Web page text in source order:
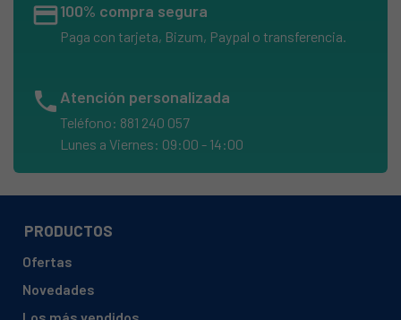
credit_card100% compra segura
Paga con tarjeta, Bizum, Paypal o transferencia.
phone Atención personalizada
Teléfono: 881 240 057
Lunes a Viernes: 09:00 - 14:00
PRODUCTOS
Ofertas
Novedades
Los más vendidos